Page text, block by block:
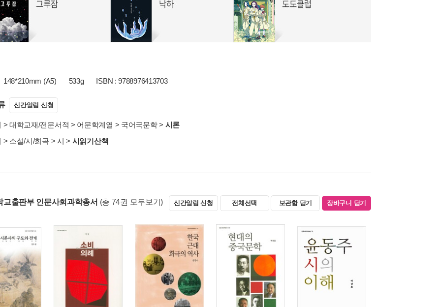
148*210mm (A5) 533g ISBN : 9788976413703
신간알림 신청
> 대학교재/전문서적 > 어문학계열 > 국어국문학> 시론
> 소설/시/희곡 > 시 > 시읽기산책
교출판부 인문사회과학총서 (총 74권 모두보기) 신간알림 신청 전체선택 보관함 담기 장바구니 담기